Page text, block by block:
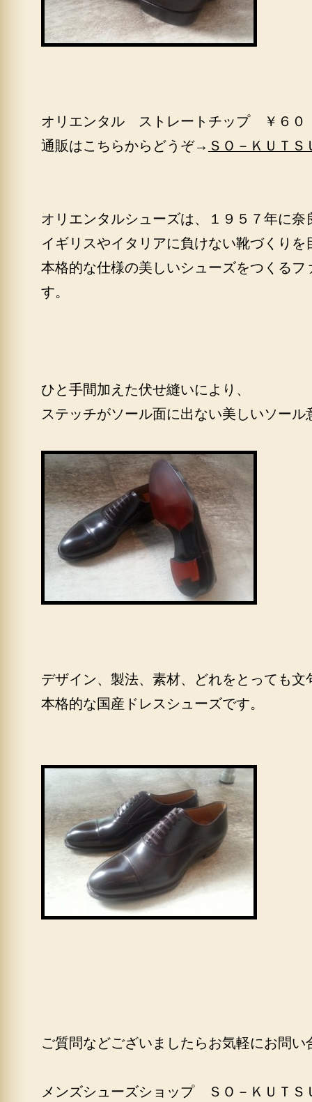
オリエンタル ストレートチップ ￥６０
通販はこちらからどうぞ→ ＳＯ－ＫＵＴ
オリエンタルシューズは、１９５７年に奈
イギリスやイタリアに負けない靴づくりを
本格的な仕様の美しいシューズをつくるフ
す。
ひと手間加えた伏せ縫いにより、
ステッチがソール面に出ない美しいソー
デザイン、製法、素材、どれをとっても文
本格的な国産ドレスシューズです。
ご質問などございましたらお気軽にお問
メンズシューズショップ ＳＯ－ＫＵＴＳ